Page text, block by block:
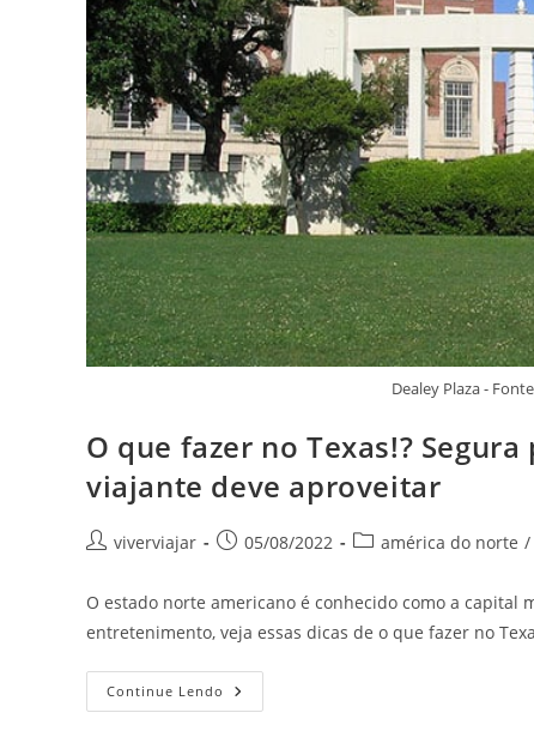
Dealey Plaza -
O que fazer no Texas!?
viajante deve aproveitar
Autorviverviajar
Post05/08/2022
Categoria
post:
américa do norte /
O estado norte americano é conhecido como a capital
entretenimento, veja essas dicas de o que fazer no
Continue Lendo O
Que